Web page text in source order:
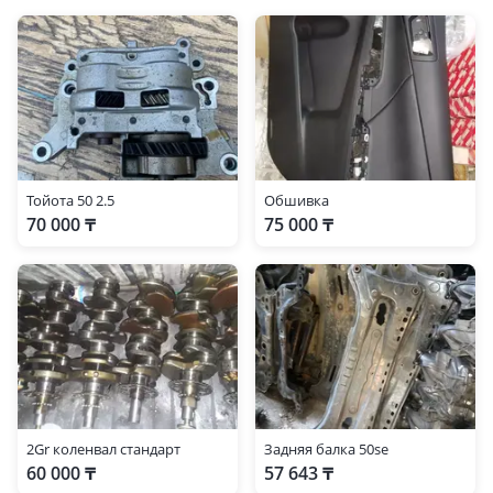
2006 - 2009 3 поколение (RE), 2009 - 2012 3 поколение
рестайлинг (RE), 2012 - 2015 4 поколение (RM)
Lexus RX 300
1997 - 2003 1 поколение (MCU15), 2003 - 2006 2 поколение
(U3)
Тойота 50 2.5
70 000 ₸
Обшивка
75 000 ₸
2Gr коленвал стандарт
60 000 ₸
Задняя балка 50se
57 643 ₸